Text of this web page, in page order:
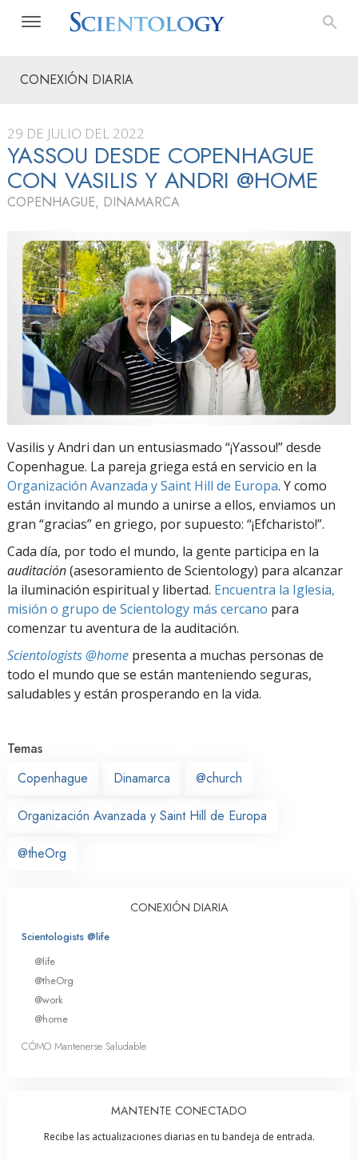
CONEXIÓN DIARIA
29 DE JULIO DEL 2022
YASSOU DESDE COPENHAGUE
CON VASILIS Y ANDRI @HOME
COPENHAGUE, DINAMARCA
Vasilis y Andri dan un entusiasmado “¡Yassou!” desde
Copenhague. La pareja griega está en servicio en la
Organización Avanzada y Saint Hill de Europa. Y como
están invitando al mundo a unirse a ellos, enviamos un
gran “gracias” en griego, por supuesto: “¡Efcharisto!”.
Cada día, por todo el mundo, la gente participa en la
auditación(asesoramiento de Scientology) para alcanzar
la iluminación espiritual y libertad. Encuentra la Iglesia,
misión o grupo de Scientology más cercano para
comenzar tu aventura de la auditación.
Scientologists @home presenta a muchas personas de
todo el mundo que se están manteniendo seguras,
saludables y están prosperando en la vida.
Temas
Copenhague
Dinamarca @church
Organización Avanzada y Saint Hill de Europa
@theOrg
CONEXIÓN DIARIA
Scientologists @life
@life
@theOrg
@work
@home
CÓMO Mantenerse Saludable
MANTENTE CONECTADO
Recibe las actualizaciones diarias en tu bandeja de entrada.